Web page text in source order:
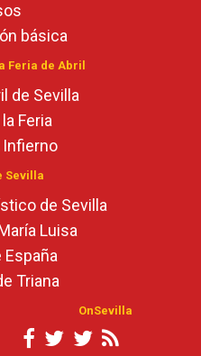
básica
Feria de Abril
de Sevilla
Feria
Infierno
Sevilla
de Sevilla
Luisa
España
Triana
OnSevilla